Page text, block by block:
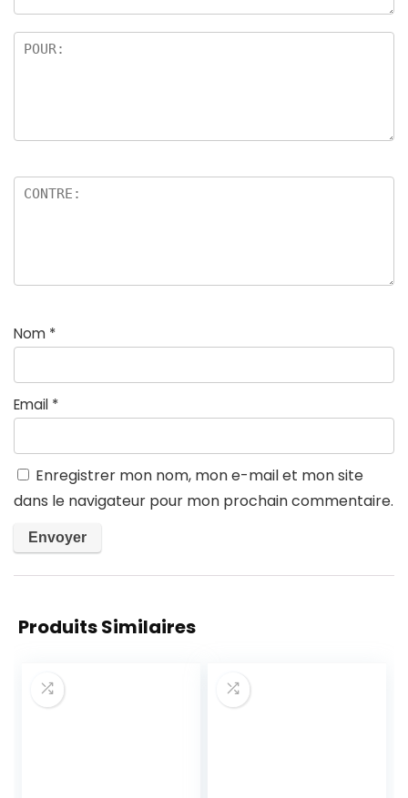
Nom *
Email *
Enregistrer mon nom, mon e-mail et mon site
dans le navigateur pour mon prochain commentaire.
Produits Similaires